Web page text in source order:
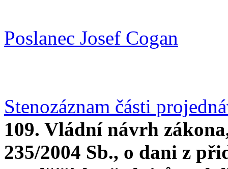
Poslanec Josef Cogan
Stenozáznam části
109. Vládní návrh
235/2004 Sb., o dani z